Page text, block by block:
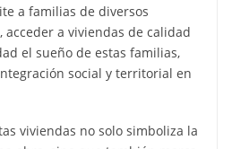
a familias de diversos
acceder a viviendas de calidad
el sueño de estas familias,
social y territorial en
viviendas no solo simboliza la